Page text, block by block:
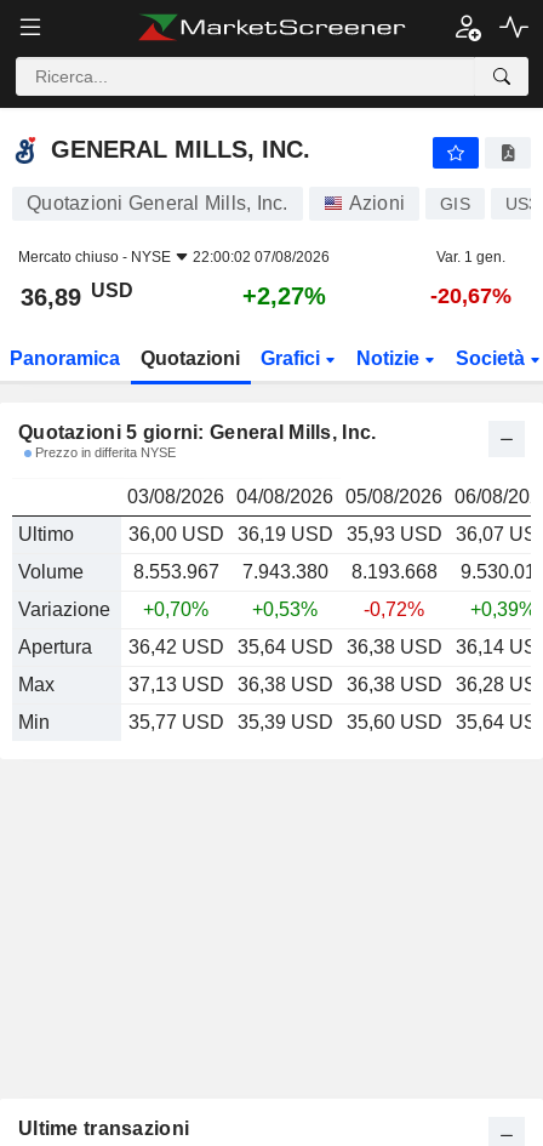
GENERAL MILLS, INC. 36,89
GENERAL MILLS, INC.
Quotazioni General Mills, Inc. Azioni GIS
Mercato chiuso - NYSE 22:00:02 07/08/2026 Var. 1 gen.
36,89 USD +2,27% -20,67%
Panoramica Quotazioni Grafici Notizie Società
Quotazioni 5 giorni: General Mills, Inc.
Prezzo in differita NYSE
03/08/2026 04/08/2026 05/08/2026 06/08/
Ultimo
36,00 USD 36,19 USD 35,93 USD
36,07
Volume
8.553.967 7.943.380 8.193.668
Variazione
+0,70% +0,53% -0,72%
+0,39%
Apertura
36,42 USD 35,64 USD 36,38 USD
36,14
Max
37,13 USD 36,38 USD 36,38 USD
36,28
Min
35,77 USD 35,39 USD 35,60 USD 35,64
Ultime transazioni